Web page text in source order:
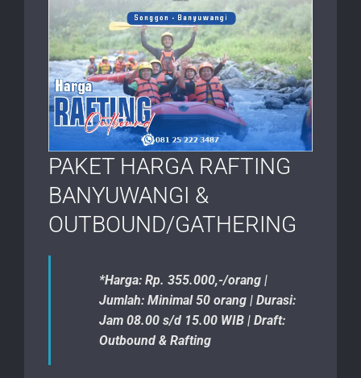
PAKET HARGA RAFTING
BANYUWANGI &
OUTBOUND/GATHERING
*Harga: Rp. 355.000,-/orang |
Jumlah: Minimal 50 orang | Durasi:
Jam 08.00 s/d 15.00 WIB | Draft:
Outbound & Rafting